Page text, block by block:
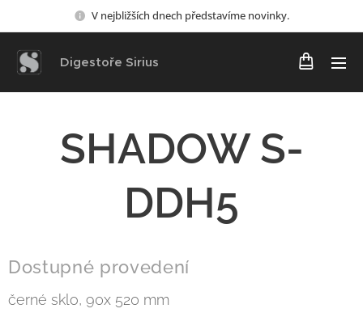
V nejbližších dnech představíme novinky.
Digestoře Sirius
SHADOW S-
DDH5
Dostupné provedení
černé sklo, 90x 520 mm